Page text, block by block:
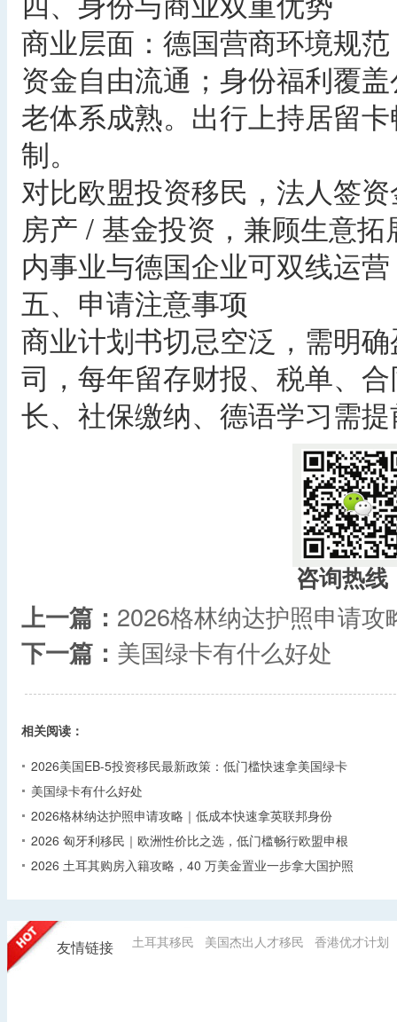
商业层面：德国营商环境规
资金自由流通；身份福利覆
老体系成熟。出行上持居留
制。
对比欧盟投资移民，法人签
房产 / 基金投资，兼顾生意
内事业与德国企业可双线运
五、申请注意事项
商业计划书切忌空泛，需明
司，每年留存财报、税单、
长、社保缴纳、德语学习需
咨询热线
上一篇： 2026格林纳达护照申请
下一篇： 美国绿卡有什么好处
相关阅读：
2026美国EB-5投资移民最新政策：低门槛快速拿美国绿卡
美国绿卡有什么好处
2026格林纳达护照申请攻略｜低成本快速拿英联邦身份
2026 匈牙利移民｜欧洲性价比之选，低门槛畅行欧盟申根
2026 土耳其购房入籍攻略，40 万美金置业一步拿大国护照
友情链接 土耳其移民 美国杰出人才移民 香港优才计划